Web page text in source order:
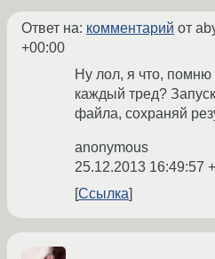
Ответ на: комментарий от
+00:00
Ну лол, я что, помню
каждый тред?
файла, сохраняй
anonymous
25.12.2013 16:49:57
Ссылка